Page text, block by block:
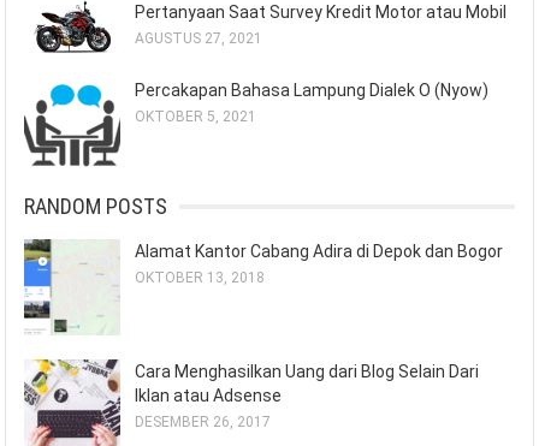
Pertanyaan Saat Survey Kredit Motor atau Mobil
AGUSTUS 27, 2021
Percakapan Bahasa Lampung Dialek O (Nyow)
OKTOBER 5, 2021
RANDOM POSTS
Alamat Kantor Cabang Adira di Depok dan Bogor
OKTOBER 13, 2018
Cara Menghasilkan Uang dari Blog Selain Dari
Iklan atau Adsense
DESEMBER 26, 2017